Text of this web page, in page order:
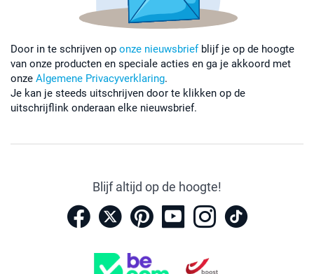
Door in te schrijven op onze nieuwsbriefblijf je op de hoogte
van onze producten en speciale acties en ga je akkoord met
onze Algemene Privacyverklaring.
Je kan je steeds uitschrijven door te klikken op de
uitschrijflink onderaan elke nieuwsbrief.
Blijf altijd op de hoogte!